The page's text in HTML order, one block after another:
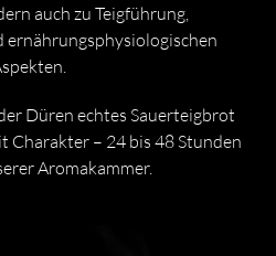
auch zu Teigführung,
Düren echtes Sauerteigbrot
Charakter – 24 bis 48 Stunden
Aromakammer.